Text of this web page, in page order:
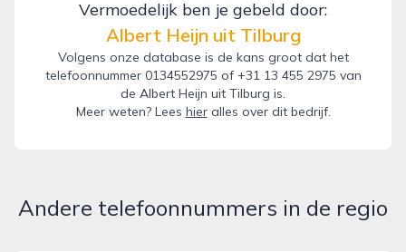
Vermoedelijk ben je gebeld door:
Albert Heijn uit Tilburg
Volgens onze database is de kans groot dat het
telefoonnummer 0134552975 of +31 13 455 2975 van
de Albert Heijn uit Tilburg is.
Meer weten? Lees hieralles over dit bedrijf.
Andere telefoonnummers in de regio